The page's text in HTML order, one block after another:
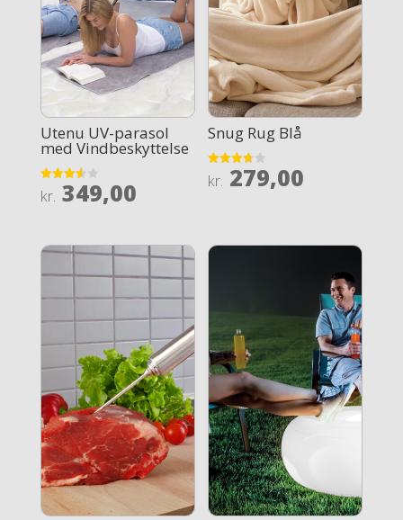
Utenu UV-parasol
med Vindbeskyttelse
Rated
3.6
kr. 349,00
Snug Rug Blå
Rated
3.7
kr. 279,00